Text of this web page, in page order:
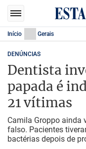
Início Gerais
DENÚNCIAS
Dentista
papada é
21 vítimas
Camila Groppo ainda
falso. Pacientes
bactérias depois de